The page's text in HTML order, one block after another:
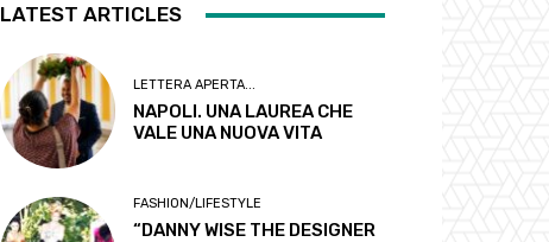
LATEST ARTICLES
LETTERA APERTA...
NAPOLI. UNA LAUREA CHE
VALE UNA NUOVA VITA
FASHION/LIFESTYLE
“DANNY WISE THE DESIGNER